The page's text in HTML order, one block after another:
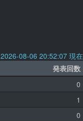
2026-08-06 20:52:07 現在
発表回数
0
1
0